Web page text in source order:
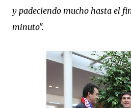
y padeciendo mucho hasta el
minuto".